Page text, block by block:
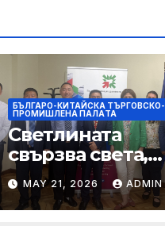
БЪЛГАРО-КИТАЙСКА ТЪРГОВСКО-
ПРОМИШЛЕНА ПАЛAТА
Светлината
свързва света,
мъдростта води
бъдещето
MAY 21, 2026 ADMIN